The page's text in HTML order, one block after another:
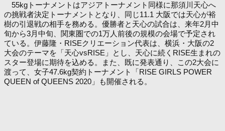
55kgトーナメントはアジアトーナメント同様に那須川天心へ
の挑戦者決定トーナメントとなり、同じ11.1 大阪では天心が裕
樹の引退戦の相手を務める。優勝者と天心の試合は、来年2月中
旬から3月中旬、関東圏での1万人前後の規模の会場で予定され
ている。伊藤隆・RISEクリエーション代表は、横浜・大阪の2
大会のテーマを「天心vsRISE」とし、天心に続くRISE生まれの
スター登場に期待を込める。また、既に発表通り、この2大会に
渡って、女子47.6kg契約トーナメント「RISE GIRLS POWER
QUEEN of QUEENS 2020」も開催される。